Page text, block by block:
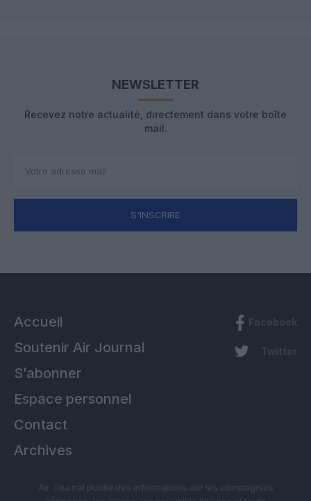
NEWSLETTER
Recevez notre actualité, directement dans votre boîte
mail.
S'INSCRIRE
Accueil
Soutenir Air Journal
S’abonner
Espace personnel
Contact
Archives